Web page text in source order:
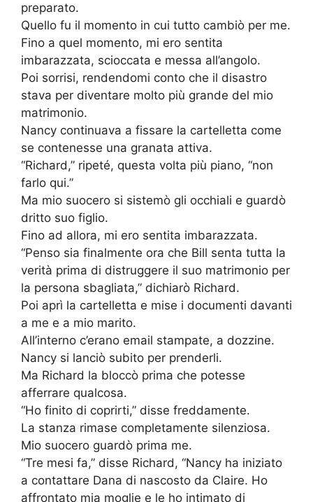
preparato.
Quello fu il momento in cui tutto cambiò per me.
Fino a quel momento, mi ero sentita
imbarazzata, scioccata e messa all’angolo.
Poi sorrisi, rendendomi conto che il disastro
stava per diventare molto più grande del mio
matrimonio.
Nancy continuava a fissare la cartelletta come
se contenesse una granata attiva.
“Richard,” ripeté, questa volta più piano, “non
farlo qui.”
Ma mio suocero si sistemò gli occhiali e guardò
dritto suo figlio.
Fino ad allora, mi ero sentita imbarazzata.
“Penso sia finalmente ora che Bill senta tutta la
verità prima di distruggere il suo matrimonio per
la persona sbagliata,” dichiarò Richard.
Poi aprì la cartelletta e mise i documenti davanti
a me e a mio marito.
All’interno c’erano email stampate, a dozzine.
Nancy si lanciò subito per prenderli.
Ma Richard la bloccò prima che potesse
afferrare qualcosa.
“Ho finito di coprirti,” disse freddamente.
La stanza rimase completamente silenziosa.
Mio suocero guardò prima me.
“Tre mesi fa,” disse Richard, “Nancy ha iniziato
a contattare Dana di nascosto da Claire. Ho
affrontato mia moglie e le ho intimato di